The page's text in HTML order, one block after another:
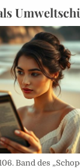
Band des